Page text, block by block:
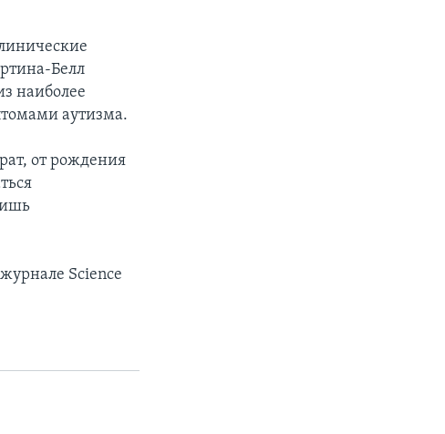
Белл
наиболее
аутизма.
от рождения
Science